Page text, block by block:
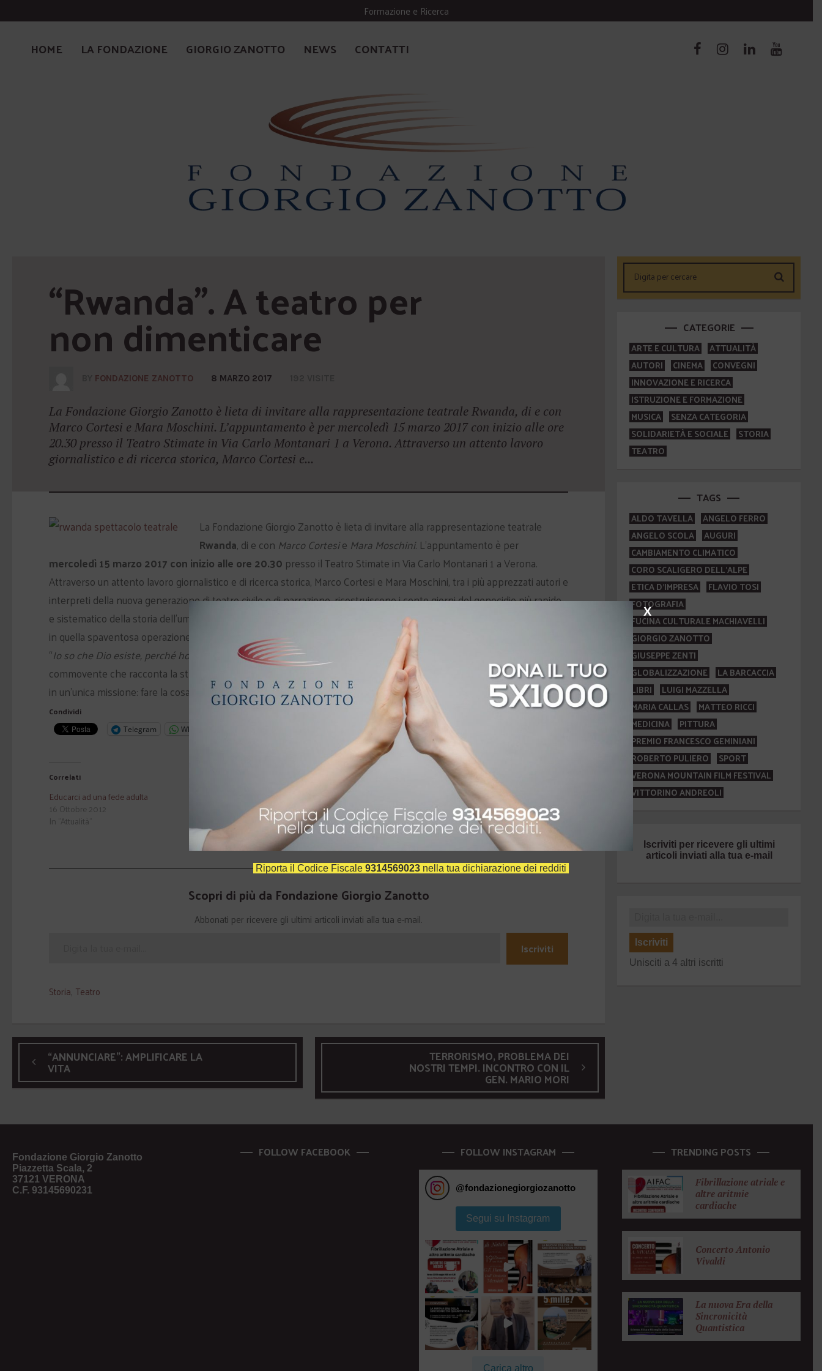
Formazione e Ricerca
HOME LA FONDAZIONE GIORGIO ZANOTTO NEWS CONTATTI
“Rwanda”. A teatro per
non dimenticare
FONDAZIONE ZANOTTO 8 MARZO 2017
La Fondazione Giorgio Zanotto è lieta di invitare alla rappresentazione teatrale Rwanda, di e con
Marco Cortesi e Mara Moschini. L’appuntamento è per mercoledì 15 marzo 2017 con inizio alle ore
20.30 presso il Teatro Stimate in Via Carlo Montanari 1 a Verona. Attraverso un attento lavoro
giornalistico e di ricerca storica, Marco Cortesi e...
La Fondazione Giorgio Zanotto è lieta di invitare alla rappresentazione teatrale
Rwanda, di e con Marco Cortesie Mara Moschini. L’appuntamento è per
mercoledì 15 marzo 2017 con inizio alle ore 20.30 presso il Teatro Stimate in Via Carlo Montanari 1 a Verona.
Attraverso un attento lavoro giornalistico e di ricerca storica, Marco Cortesi e Mara Moschini, tra i più apprezzati autori e
interpreti della nuova generazione di teatro civile e di narrazione, ricostruiscono i cento giorni del genocidio più rapido
e sistematico della storia dell’umanità. Dall’aprile al luglio 1994, infatti, quasi un milione di persone vennero massacrate
in quella spaventosa operazione di “pulizia etnica” che fece dichiarare al Generale delle Nazioni Unite Romeo Dallaire:
“Io so che Dio esiste, perché ho visto il demonio camminare sulla
”. Una rappresentazione intensa e
commovente che racconta la straordinaria storia di dignità, fratellanza e coraggio di un uomo e di una donna impegnati
in un’unica missione: fare la cosa giusta.Ingresso libero e gratuito fino a esaurimento dei posti disponibili
Condividi
Telegram WhatsApp
Correlati
Educarci ad una fede adulta
16 Ottobre 2012
In "Attualità"
Cantare la storia. Da Giolitti a Wanda Osiris
22 Novembre 2018
In "Arte e cultura"
My Generation … a teatro. La radio (mai)
vista a teatro
20 Giugno 2012
In "Teatro"
Scopri di più da Fondazione Giorgio Zanotto
Abbonati per ricevere gli ultimi articoli inviati alla tua e-mail.
Iscriviti
Storia, Teatro
“ANNUNCIARE”: AMPLIFICARE LA
VITA
TERRORISMO, PROBLEMA DEI
NOSTRI TEMPI. INCONTRO CON IL
GEN. MARIO MORI
CATEGORIE
ARTE E CULTURA
ATTUALITÀ
AUTORI
CINEMA
CONVEGNI
INNOVAZIONE E RICERCA
ISTRUZIONE E FORMAZIONE
MUSICA
SENZA CATEGORIA
SOLIDARIETÀ E SOCIALE
STORIA
TEATRO
TAGS
ALDO TAVELLA
ANGELO FERRO
ANGELO SCOLA
AUGURI
CAMBIAMENTO CLIMATICO
CORO SCALIGERO DELL'ALPE
ETICA D'IMPRESA
FLAVIO TOSI
FOTOGRAFIA
FUCINA CULTURALE MACHIAVELLI
GIORGIO ZANOTTO
GIUSEPPE ZENTI
GLOBALIZZAZIONE
LA BARCACCIA
LIBRI
LUIGI MAZZELLA
MARIA CALLAS
MATTEO RICCI
MEDICINA
PITTURA
PREMIO FRANCESCO GEMINIANI
ROBERTO PULIERO
SPORT
VERONA MOUNTAIN FILM FESTIVAL
VITTORINO ANDREOLI
Iscriviti per ricevere gli ultimi
articoli inviati alla tua e-mail
Iscriviti
Unisciti a 4 altri iscritti
Fondazione Giorgio Zanotto
Piazzetta Scala, 2
37121 VERONA
C.F. 93145690231
FOLLOW FACEBOOK FOLLOW INSTAGRAM
@fondazionegiorgiozanotto
Segui su Instagram
Carica altro
TRENDING POSTS
Fibrillazione atriale e
altre aritmie
cardiache
Concerto Antonio
Vivaldi
La nuova Era della
Sincronicità
Quantistica
Riporta il Codice Fiscale 9314569023 nella tua dichiarazione dei redditi
X